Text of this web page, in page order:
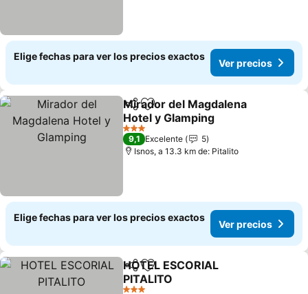
Elige fechas para ver los precios exactos
Ver precios
CompartirAgregar a favoritos
Mirador del Magdalena
Hotel y Glamping
3 Estrellas
9,1 Excelente
5
Isnos, a 13.3 km de: Pitalito
Elige fechas para ver los precios exactos
Ver precios
CompartirAgregar a favoritos
HOTEL ESCORIAL
PITALITO